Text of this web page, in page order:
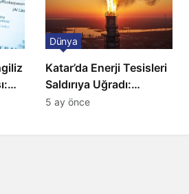
Katar’da Enerji Tesisleri
Saldırıya Uğradı:
Avrupa’da Doğalgaz
Dünya
5 ay önce